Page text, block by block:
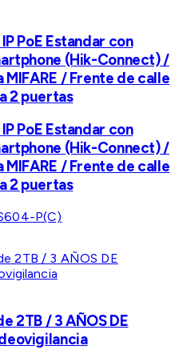
PoE Estandar con
(Hik-Connect) /
/ Frente de calle
2 puertas
PoE Estandar con
(Hik-Connect) /
/ Frente de calle
2 puertas
P(C)
2TB / 3 AÑOS DE